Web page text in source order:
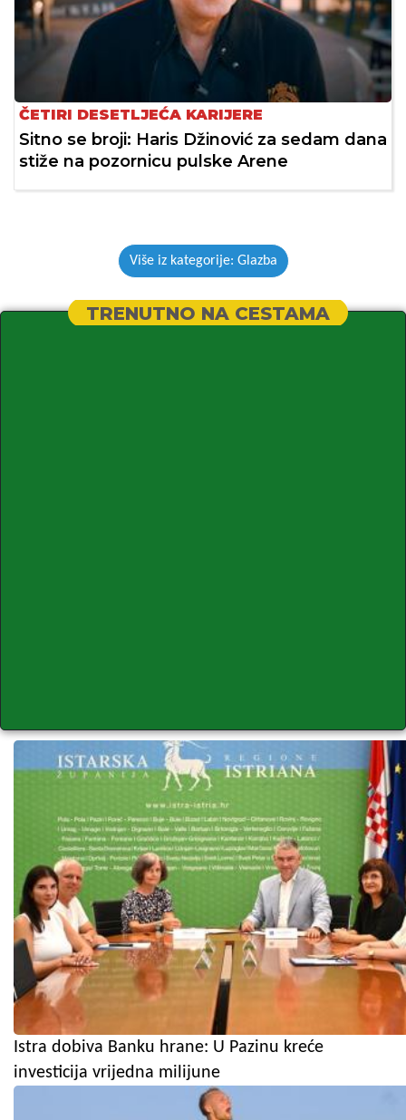
ČETIRI DESETLJEĆA KARIJERE
Sitno se broji: Haris Džinović za sedam dana
stiže na pozornicu pulske Arene
Više iz kategorije: Glazba
TRENUTNO NA CESTAMA
Istra dobiva Banku hrane: U Pazinu kreće
investicija vrijedna milijune